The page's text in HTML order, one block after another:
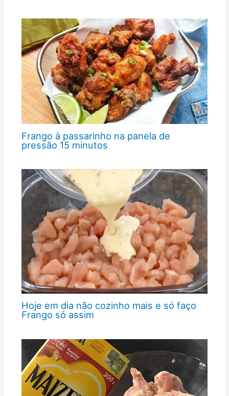
Frango à passarinho na panela de
pressão 15 minutos
Hoje em dia não cozinho mais e só faço
Frango só assim